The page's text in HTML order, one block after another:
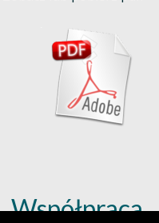
Współpraca